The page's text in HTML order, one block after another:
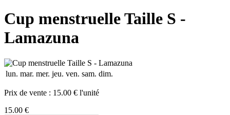
Cup menstruelle Taille S -
Lamazuna
lun. mar. mer. jeu. ven. sam. dim.
Prix de vente : 15.00 € l'unité
15.00 €